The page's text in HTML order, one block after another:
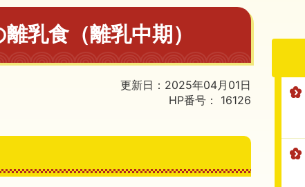
乳食（離乳中期）
更新日：2025年04月01日
HP番号：
16126